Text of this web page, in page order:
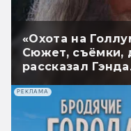
«Охота на
Сюжет, съёмки,
рассказал
РЕКЛАМА